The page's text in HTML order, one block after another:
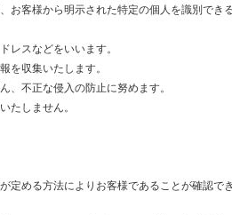
客様から明示された特定の個人を識別でき
レスなどをいいます。
を収集いたします。
、不正な侵入の防止に努めます。
たしません。
定める方法によりお客様であることが確認で